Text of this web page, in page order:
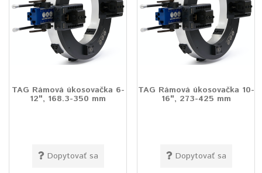
TAG Rámová úkosovačka 6-
12", 168.3-350 mm
Dopytovať sa
TAG Rámová úkosovačka 10-
16", 273-425 mm
Dopytovať sa